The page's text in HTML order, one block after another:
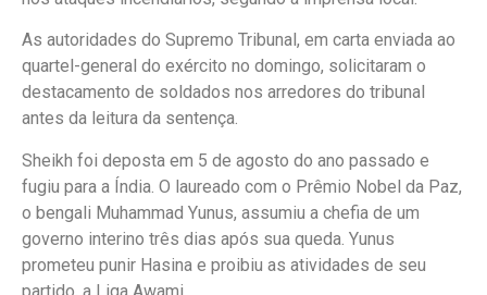
As autoridades do Supremo Tribunal, em carta enviada ao
quartel-general do exército no domingo, solicitaram o
destacamento de soldados nos arredores do tribunal
antes da leitura da sentença.
Sheikh foi deposta em 5 de agosto do ano passado e
fugiu para a Índia. O laureado com o Prêmio Nobel da Paz,
o bengali Muhammad Yunus, assumiu a chefia de um
governo interino três dias após sua queda. Yunus
prometeu punir Hasina e proibiu as atividades de seu
partido, a Liga Awami.